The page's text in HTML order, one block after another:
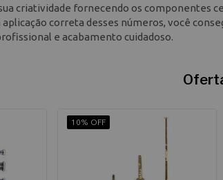
sua criatividade fornecendo os
aplicação correta desses números, você
e acabamento cuidadoso.
10% OFF